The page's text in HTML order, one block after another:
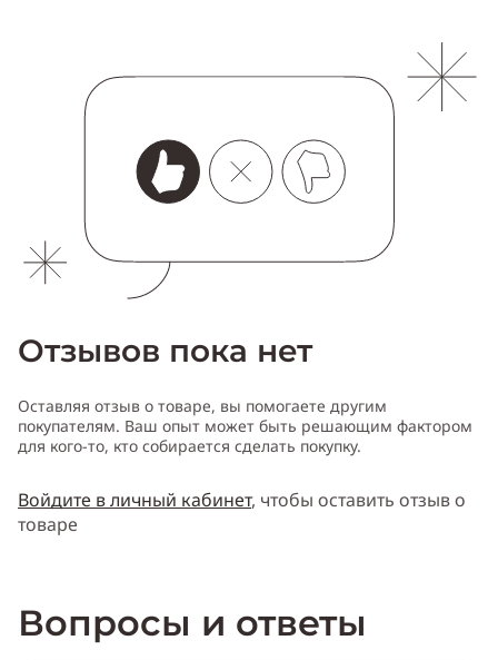
Отзывов пока нет
Оставляя отзыв о товаре, вы помогаете другим
покупателям. Ваш опыт может быть решающим фактором
для кого-то, кто собирается сделать покупку.
Войдите в личный кабинет, чтобы оставить отзыв о
товаре
Вопросы и ответы